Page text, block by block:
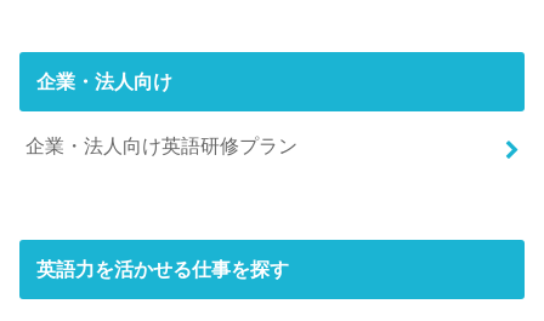
企業・法人向け
企業・法人向け英語研修プラン
英語力を活かせる仕事を探す